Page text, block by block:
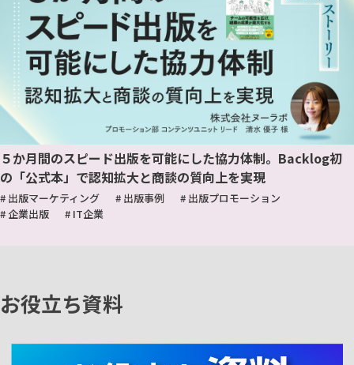
５か月間のスピード出版を可能にした協力体制。Backlog初
の「公式本」で認知拡大と商談の質向上を実現
# 出版マーケティング # 出版事例
# 出版プロモーション
# 企業出版
# IT企業
お役立ち資料